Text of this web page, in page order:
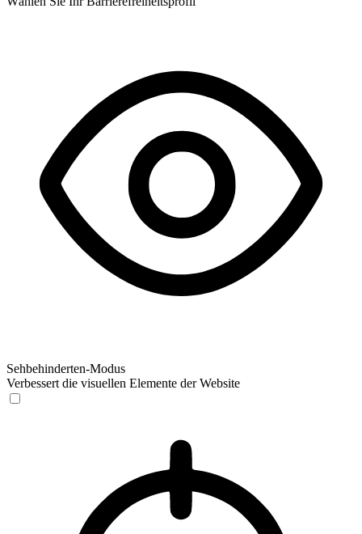
Sehbehinderten-Modus
Verbessert die visuellen Elemente der Website